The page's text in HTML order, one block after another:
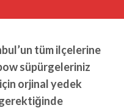
tüm ilçelerine
süpürgeleriniz
orjinal yedek